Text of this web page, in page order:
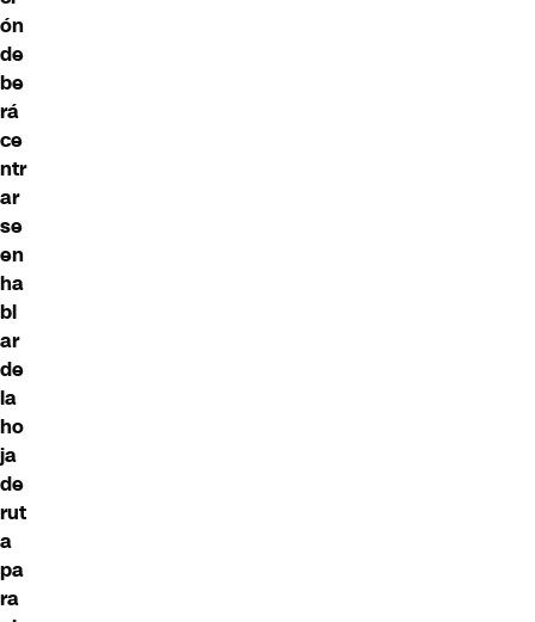
ón
de
be
rá
ce
ntr
ar
se
en
ha
bl
ar
de
la
ho
ja
de
rut
a
pa
ra